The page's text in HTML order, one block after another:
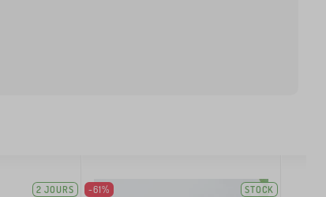
2 JOURS
-61%
STOCK